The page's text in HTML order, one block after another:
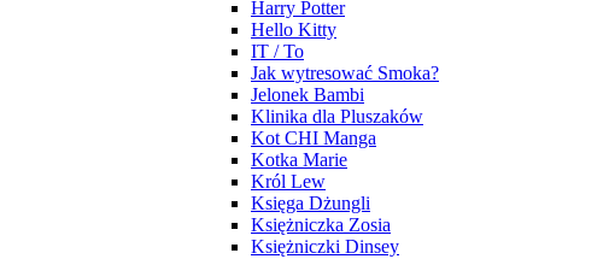
Harry Potter
Hello Kitty
IT / To
Jak wytresować Smoka?
Jelonek Bambi
Klinika dla Pluszaków
Kot CHI Manga
Kotka Marie
Król Lew
Księga Dżungli
Księżniczka Zosia
Księżniczki Dinsey